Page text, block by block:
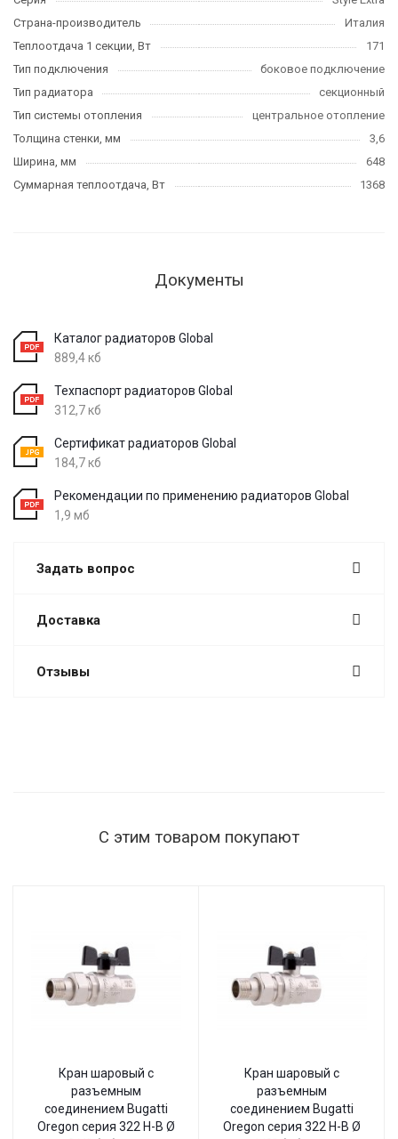
Страна-производитель
Италия
Теплоотдача 1 секции, Вт
171
Тип подключения
боковое подключение
Тип радиатора
секционный
Тип системы отопления
центральное отопление
Толщина стенки, мм
3,6
Ширина, мм
648
Суммарная теплоотдача, Вт
1368
Документы
Каталог радиаторов Global
889,4 кб
Техпаспорт радиаторов Global
312,7 кб
Сертификат радиаторов Global
184,7 кб
Рекомендации по применению радиаторов Global
1,9 мб
Задать вопрос
Доставка
Отзывы
С этим товаром покупают
Кран шаровый с
разъемным
соединением Bugatti
Oregon серия 322 Н-В Ø
Кран шаровый с
разъемным
соединением Bugatti
Oregon серия 322 Н-В Ø